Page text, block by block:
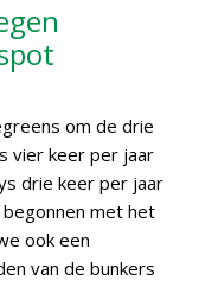
om de drie
vier keer per jaar
drie keer per jaar
met het
ook een
van de bunkers